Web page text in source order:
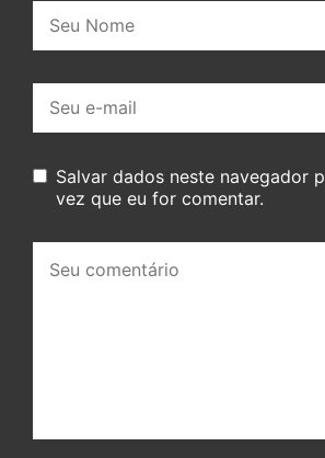
mail:
Salvar dados neste navegador
vez que eu for comentar.
comentário: